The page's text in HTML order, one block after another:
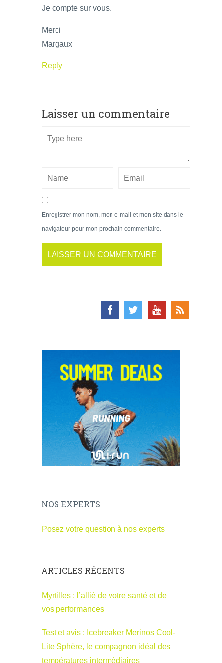
Je compte sur vous.
Merci
Margaux
Reply
Laisser un commentaire
Enregistrer mon nom, mon e-mail et mon site dans le
navigateur pour mon prochain commentaire.
NOS EXPERTS
Posez votre question à nos experts
ARTICLES RÉCENTS
Myrtilles : l’allié de votre santé et de
vos performances
Test et avis : Icebreaker Merinos Cool-
Lite Sphère, le compagnon idéal des
températures intermédiaires